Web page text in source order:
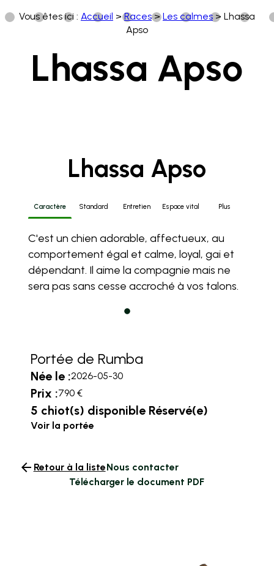
Vous êtes ici : Accueil >Races>Les calmes> Lhassa
Apso
Lhassa Apso
Lhassa Apso
Caractère Standard Entretien Espace vital Plus
C'est un chien adorable, affectueux, au
comportement égal et calme, loyal, gai et
dépendant. Il aime la compagnie mais ne
sera pas sans cesse accroché à vos talons.
Portée de Rumba
Née le :2026-05-30
Prix :790 €
5 chiot(s) disponible Réservé(e)
Voir la portée
arrow_backRetour à la listeNous contacter
Télécharger le document PDF